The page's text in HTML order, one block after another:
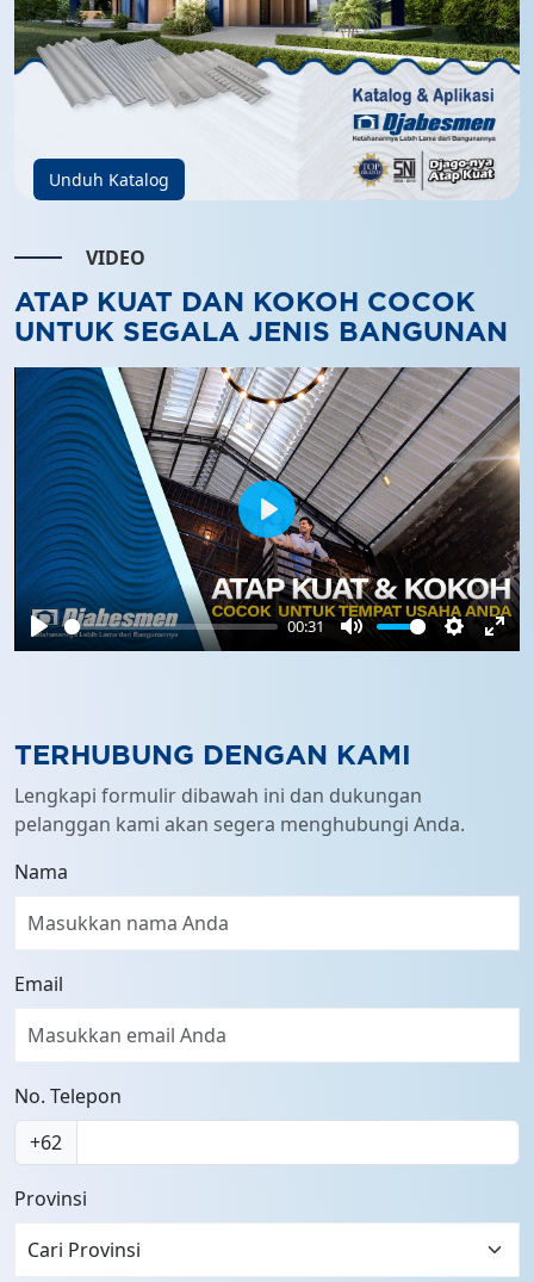
Unduh Katalog
VIDEO
ATAP KUAT DAN KOKOH COCOK
UNTUK SEGALA JENIS BANGUNAN
Play
00:31
Mute Settings
Play
TERHUBUNG DENGAN KAMI
Lengkapi formulir dibawah ini dan dukungan
pelanggan kami akan segera menghubungi Anda.
Nama
Email
No. Telepon
+62
Provinsi
Cari Provinsi